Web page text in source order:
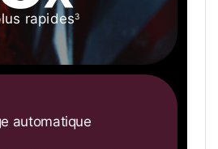
rapides3
automatique